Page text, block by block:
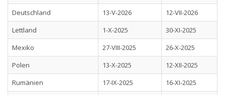
Deutschland
13-V-2026
12-VII-2026
Lettland
1-X-2025
30-XI-2025
Mexiko
27-VIII-2025
26-X-2025
Polen
13-X-2025
12-XII-2025
Rumänien
17-IX-2025
16-XI-2025